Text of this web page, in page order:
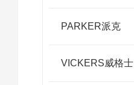
PARKER派克
VICKERS威格士